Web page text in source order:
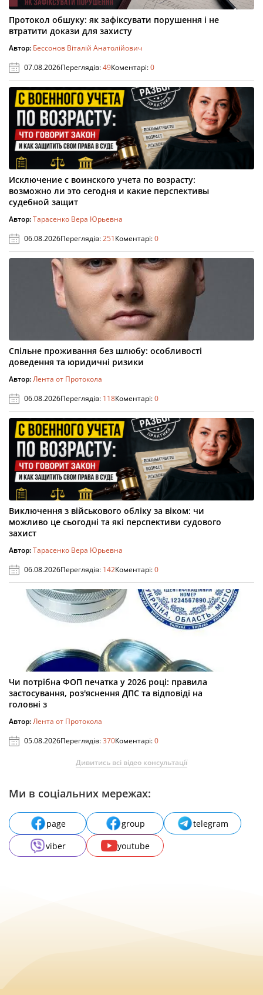
Протокол обшуку: як зафіксувати порушення і не
втратити докази для захисту
Автор: Бессонов Віталій Анатолійович
07.08.2026Переглядів:49Коментарі:0
Исключение с воинского учета по возрасту:
возможно ли это сегодня и какие перспективы
судебной защит
Автор:Тарасенко Вера Юрьевна
06.08.2026Переглядів:251Коментарі:0
Спільне проживання без шлюбу: особливості
доведення та юридичні ризики
Автор:Лента от Протокола
06.08.2026Переглядів: 118Коментарі:0
Виключення з військового обліку за віком: чи
можливо це сьогодні та які перспективи судового
захист
Автор:Тарасенко Вера Юрьевна
06.08.2026Переглядів: 142Коментарі:0
Чи потрібна ФОП печатка у 2026 році: правила
застосування, роз'яснення ДПС та відповіді на
головні з
Автор:Лента от Протокола
05.08.2026Переглядів:370Коментарі:0
Дивитись всі відео консультації
Ми в соціальних мережах:
page group
telegram
viber
youtube